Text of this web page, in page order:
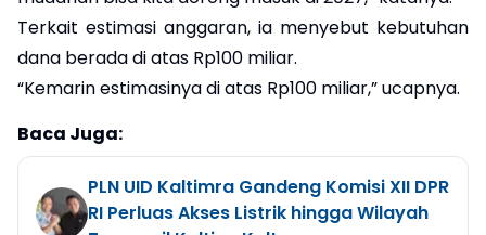
Terkait estimasi anggaran, ia menyebut kebutuhan
dana berada di atas Rp100 miliar.
“Kemarin estimasinya di atas Rp100 miliar,” ucapnya.
Baca Juga:
PLN UID Kaltimra Gandeng Komisi XII DPR
RI Perluas Akses Listrik hingga Wilayah